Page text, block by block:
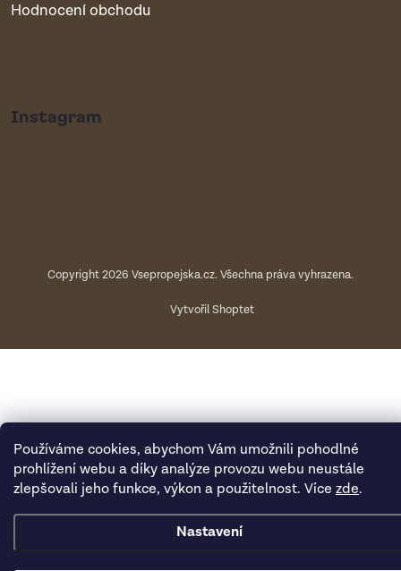
Používáme cookies, abychom Vám umožnili pohodlné
prohlížení webu a díky analýze provozu webu neustále
zlepšovali jeho funkce, výkon a použitelnost. Více zde.
Nastavení
Hodnocení obchodu
Instagram
Vytvořil Shoptet
Copyright 2026 Vsepropejska.cz. Všechna práva vyhrazena.